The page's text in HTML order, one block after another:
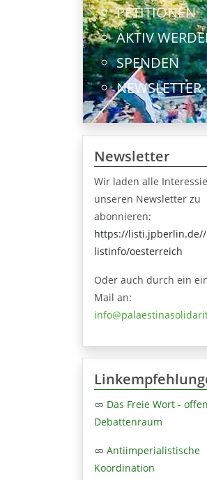
PETITIONEN
AKTIV
SPENDEN
NEWSLETTER
Newsletter
Wir laden alle
unseren Newsletter zu
abonnieren:
https://
listinfo/oesterreich
Oder auch durch ein
Mail an:
Das Freie Wort -
Debattenraum
Antiimperialistische
Koordination